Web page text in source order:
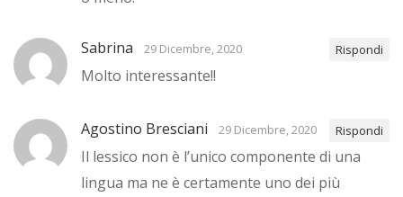
Sabrina 29 Dicembre, 2020 Rispondi
Molto interessante!!
Agostino Bresciani 29 Dicembre, 2020 Rispondi
Il lessico non è l’unico componente di una
lingua ma ne è certamente uno dei più